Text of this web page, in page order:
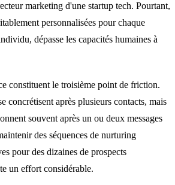
marketing d'une startup tech. Pourtant,
personnalisées pour chaque
dépasse les capacités humaines à
constituent le troisième point de friction.
concrétisent après plusieurs contacts, mais
souvent après un ou deux messages
des séquences de nurturing
pour des dizaines de prospects
un effort considérable.